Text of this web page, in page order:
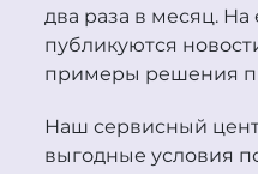
два раза в месяц. На
публикуются
примеры решения
Наш сервисный
выгодные условия